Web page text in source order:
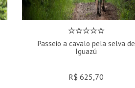
Passeio a cavalo pela selva de
Iguazú
R$ 625,70